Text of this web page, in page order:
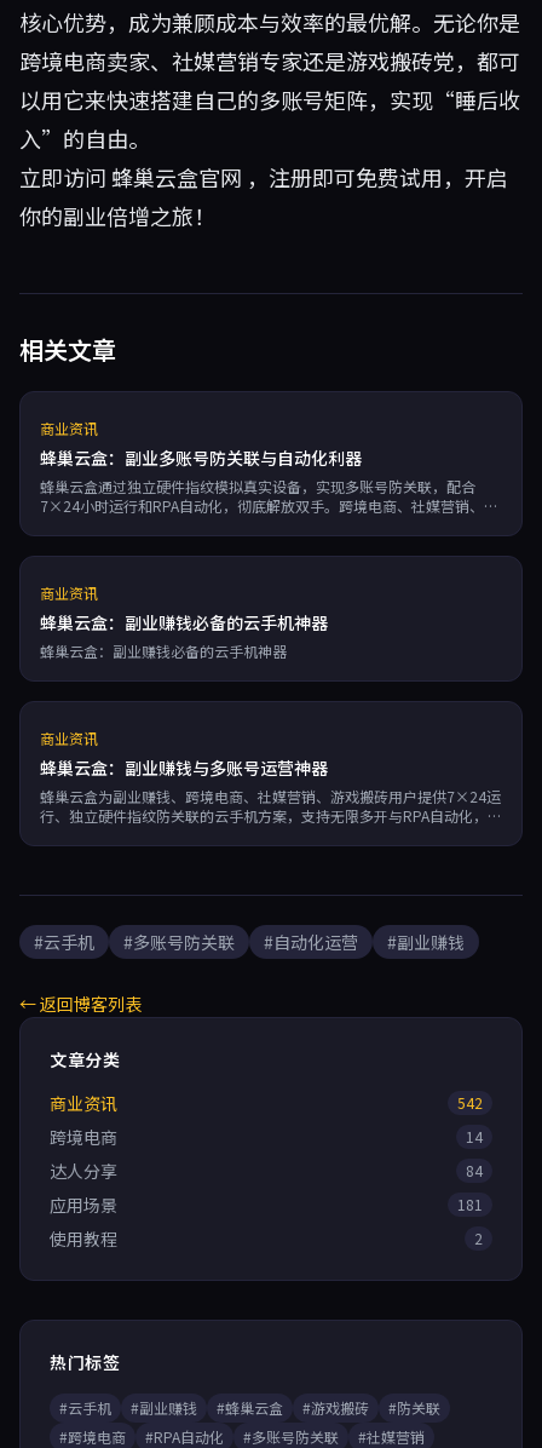
核心优势，成为兼顾成本与效率的最优解。无论你是
跨境电商卖家、社媒营销专家还是游戏搬砖党，都可
以用它来快速搭建自己的多账号矩阵，实现“睡后收
入”的自由。
立即访问 蜂巢云盒官网 ，注册即可免费试用，开启
你的副业倍增之旅！
相关文章
商业资讯
蜂巢云盒：副业多账号防关联与自动化利器
蜂巢云盒通过独立硬件指纹模拟真实设备，实现多账号防关联，配合
7×24小时运行和RPA自动化，彻底解放双手。跨境电商、社媒营销、游
商业资讯
蜂巢云盒：副业赚钱必备的云手机神器
蜂巢云盒：副业赚钱必备的云手机神器
商业资讯
蜂巢云盒：副业赚钱与多账号运营神器
蜂巢云盒为副业赚钱、跨境电商、社媒营销、游戏搬砖用户提供7×24运
行、独立硬件指纹防关联的云手机方案，支持无限多开与RPA自动化，按
#云手机 #多账号防关联 #自动化运营 #副业赚钱
← 返回博客列表
文章分类
商业资讯
542
跨境电商 14
达人分享 84
应用场景 181
使用教程 2
热门标签
#云手机 #副业赚钱 #蜂巢云盒 #游戏搬砖
#防关联
#跨境电商
#RPA自动化 #多账号防关联
#社媒营销